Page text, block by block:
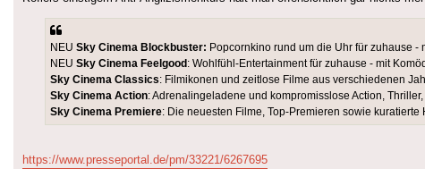
NEU Sky Cinema Blockbuster: Popcornkino rund um die Uhr für zuhause
NEU Sky Cinema Feelgood: Wohlfühl-Entertainment für zuhause - mit
Sky Cinema Classics: Filmikonen und zeitlose Filme aus verschiedenen
Sky Cinema Action: Adrenalingeladene und kompromisslose Action,
Sky Cinema Premiere: Die neuesten Filme, Top-Premieren sowie kuratierte
https://www.presseportal.de/pm/33221/6267695